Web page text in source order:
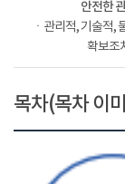
안전한
ㆍ관리적, 기술적,
확보조
목차(목차 이